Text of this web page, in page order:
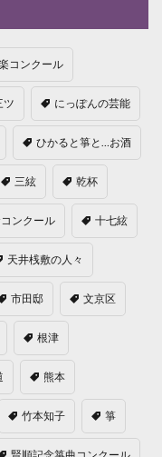
コンクール
ツ にっぽんの芸能
ひかると箏と…お酒
三絃 乾杯
ンクール 十七絃
天井桟敷の人々
市田邸 文京区
根津
熊本
竹本知子 箏
賢順記念箏曲コンクール